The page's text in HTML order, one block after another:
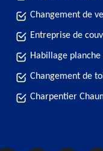
Changement de
Entreprise de
Habillage
Changement de
Charpentier